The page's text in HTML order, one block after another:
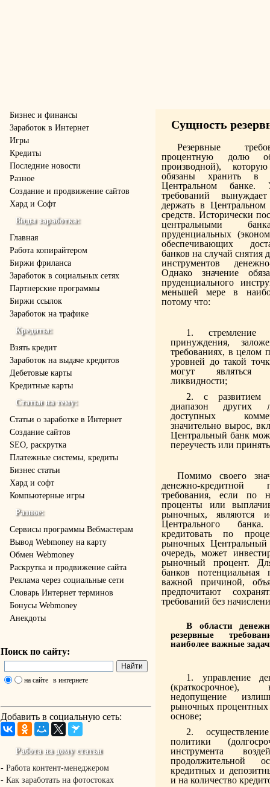
Бизнес и финансы
Заработок в Интернет
Игры
Кредиты
Последние новости
Разное
Создание и продвижение сайтов
Хард и Софт
Виды заработка:
Главная
Работа копирайтером
Биржи фриланса
Заработок в социальных сетях
Партнерские программы
Биржи ссылок
Заработок на трафике
Кредиты:
Взять кредит
Заработок на выдаче кредитов
Дебетовые карты
Кредитные карты
Статьи на тему:
Статьи о заработке в Интернет
Создание сайтов
SEO, раскрутка
Платежные системы, кредиты
Бизнес статьи
Хард и софт
Компьютерные игры
Разное:
Cервисы программы Вебмастерам
Вывод Webmoney на карту
Обмен Webmoney
Раскрутка и продвижение сайта
Реклама через социальные сети
Словарь Интернет терминов
Бонусы Webmoney
Анекдоты
Поиск по сайту:
на сайте в интернете
Добавить в социальную сеть:
Работа на дому статьи
- Работа контент-менеджером
- Как заработать на фотостоках
Сущность
Резервные
процентную долю
производной),
обязаны хранить в
Центральном банке.
требований
держать в
средств. Исторически
центральными
пруденциальных
обеспечивающих
банков на случай снятия
инструментов
Однако значение
пруденциального
меньшей мере в
потому что:
стремление
принуждения,
требованиях, в целом
уровней до такой
могут являться
ликвидности;
с развитием
диапазон других
доступных
значительно вырос,
Центральный банк
переучесть или
Помимо своего
денежно-кредитной
требования, если по
проценты или
рыночных, являются
Центрального
кредитовать по
рыночных
очередь, может
рыночный процент.
банков потенциальная
важной причиной,
предпочитают
требований без
В области
резервные
наиболее важные
управление
недопущение
рыночных процентных
основе;
политики
инструмента
продолжительной
кредитных и
и на количество